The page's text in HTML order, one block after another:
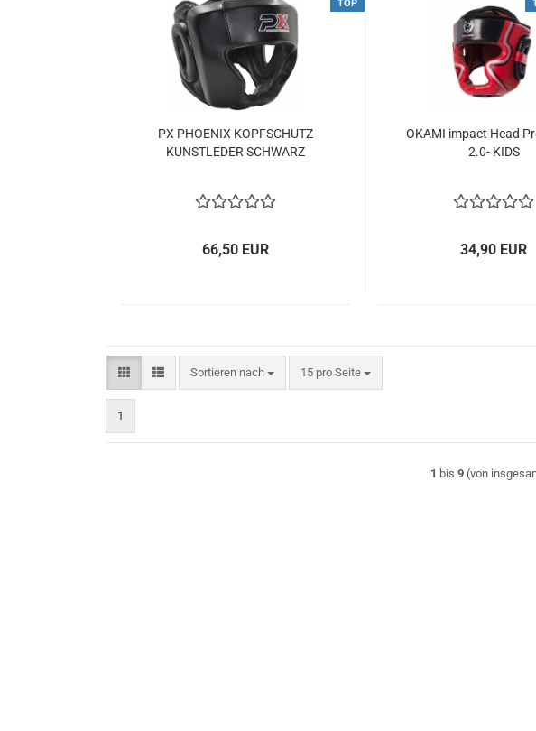
TOP
PX PHOENIX KOPFSCHUTZ
KUNSTLEDER SCHWARZ
66,50 EUR
OKAMI impact Head
2.0- KIDS
34,90 EUR
Sortieren nach
Sortieren nach 15 pro Seite
pro Seite
1
1 bis 9(von